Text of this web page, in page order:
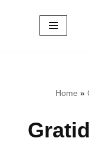
Home »